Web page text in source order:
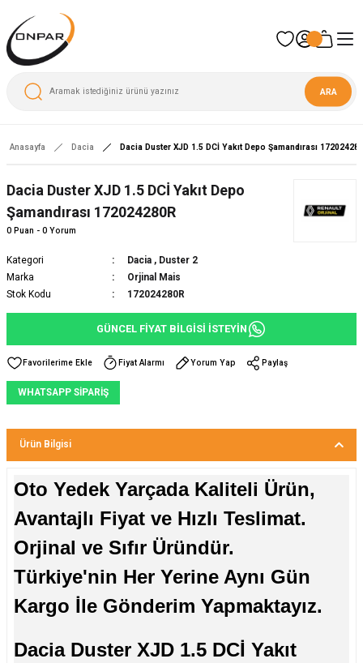
ARA
Anasayfa Dacia Dacia Duster XJD 1.5 DCİ Yakıt Depo Şamandırası
Dacia Duster XJD 1.5 DCİ Yakıt Depo
Şamandırası 172024280R
0 Puan - 0 Yorum
Kategori Dacia , Duster 2
Marka
Orjinal Mais
Stok Kodu
172024280R
GÜNCEL FİYAT BİLGİSİ İSTEYİN
Fiyat Alarmı Yorum Yap Paylaş
WHATSAPP SİPARİŞ
Ürün Bilgisi
Oto Yedek Yarçada Kaliteli Ürün,
Avantajlı Fiyat ve Hızlı Teslimat.
Orjinal ve Sıfır Üründür.
Türkiye'nin Her Yerine Aynı Gün
Kargo İle Gönderim Yapmaktayız.
Dacia Duster XJD 1.5 DCİ Yakıt